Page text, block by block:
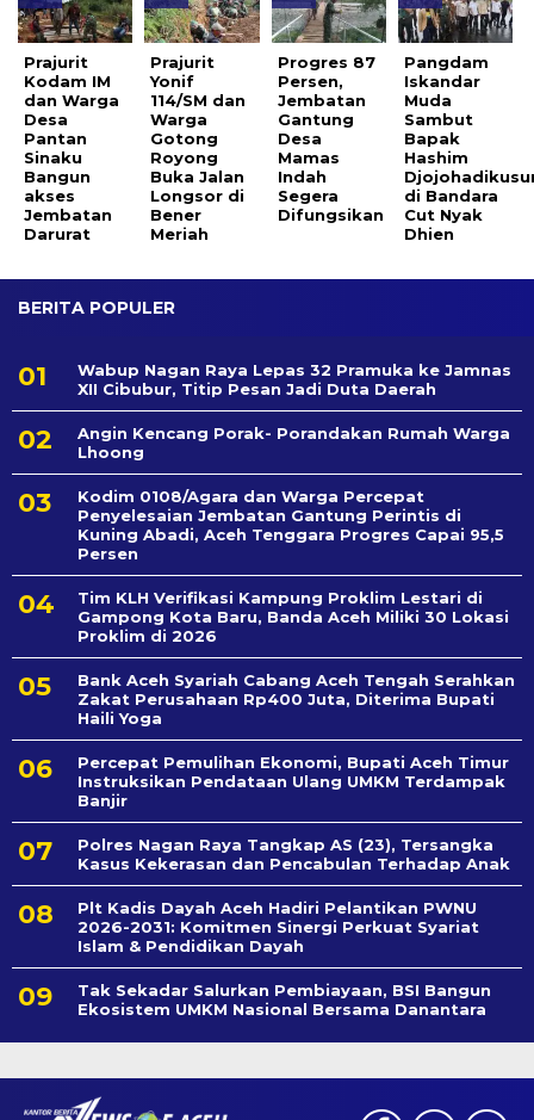
Prajurit
Kodam IM
dan Warga
Desa
Pantan
Sinaku
Bangun
akses
Jembatan
Darurat
Prajurit
Yonif
114/SM dan
Warga
Gotong
Royong
Buka Jalan
Longsor di
Bener
Meriah
Progres 87
Persen,
Jembatan
Gantung
Desa
Mamas
Indah
Segera
Difungsikan
Pangdam
Iskandar
Muda
Sambut
Bapak
Hashim
di Bandara
Cut Nyak
Dhien
BERITA POPULER
Wabup Nagan Raya Lepas 32 Pramuka ke Jamnas
XII Cibubur, Titip Pesan Jadi Duta Daerah
Angin Kencang Porak- Porandakan Rumah Warga
Lhoong
Kodim 0108/Agara dan Warga Percepat
Penyelesaian Jembatan Gantung Perintis di
Kuning Abadi, Aceh Tenggara Progres Capai 95,5
Persen
Tim KLH Verifikasi Kampung Proklim Lestari di
Gampong Kota Baru, Banda Aceh Miliki 30 Lokasi
Proklim di 2026
Bank Aceh Syariah Cabang Aceh Tengah Serahkan
Zakat Perusahaan Rp400 Juta, Diterima Bupati
Haili Yoga
Percepat Pemulihan Ekonomi, Bupati Aceh Timur
Instruksikan Pendataan Ulang UMKM Terdampak
Banjir
Polres Nagan Raya Tangkap AS (23), Tersangka
Kasus Kekerasan dan Pencabulan Terhadap Anak
Plt Kadis Dayah Aceh Hadiri Pelantikan PWNU
2026-2031: Komitmen Sinergi Perkuat Syariat
Islam & Pendidikan Dayah
Tak Sekadar Salurkan Pembiayaan, BSI Bangun
Ekosistem UMKM Nasional Bersama Danantara